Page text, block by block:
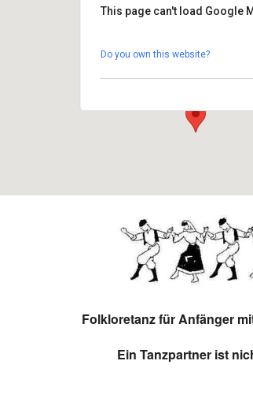
Gemeindezentrum
This page can't load Google
Do you own this website?
Folkloretanz für Anfänger
Ein Tanzpartner ist